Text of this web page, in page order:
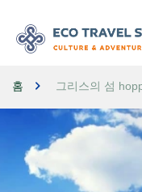
홈 그리스의 섬